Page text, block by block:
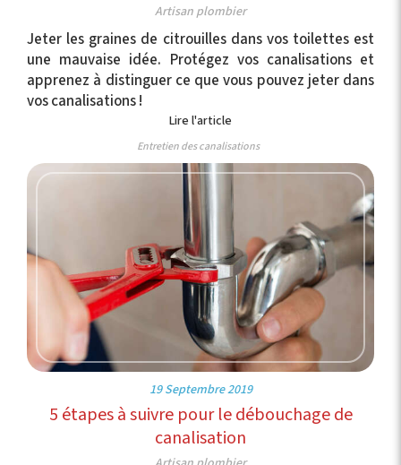
Artisan plombier
Jeter les graines de citrouilles dans vos toilettes est
une mauvaise idée. Protégez vos canalisations et
apprenez à distinguer ce que vous pouvez jeter dans
vos canalisations !
Lire l'article
Entretien des canalisations
19 Septembre 2019
5 étapes à suivre pour le débouchage de
canalisation